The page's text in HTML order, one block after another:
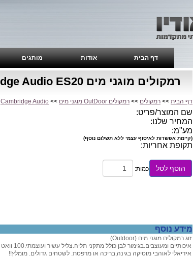
דף הבית אודות מותגים
רמקולים מוגני מים Cambridge Audio ES20
דף הבית >> רמקולים >> רמקולים OutDoor מוגני מים >>
Cambridge Audio
שם המוצר/פריט:
המחיר שלנו:
מע"מ:
(קיימת אפשרות לאיסוף עצמי ללא תשלום נוסף)
תקופת אחריות:
הוסף לסל כמות:
מידע נוסף
זוג רמקולים מוגני מים (Outdoor)
איכותיים ומעוצבים.בגימור לבן כולל מתקני תליה.צליל עשיר ועוצמתי.100 וואט לכל רמקול.
אידיאלי לאוהבי מוסיקה בגינה,בריכה או מרפסת. לשטחים גדולים. מומלץ!!